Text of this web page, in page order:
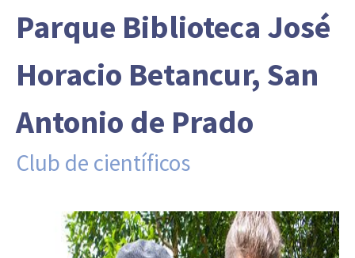
Parque Biblioteca José
Horacio Betancur, San
Antonio de Prado
Club de científicos